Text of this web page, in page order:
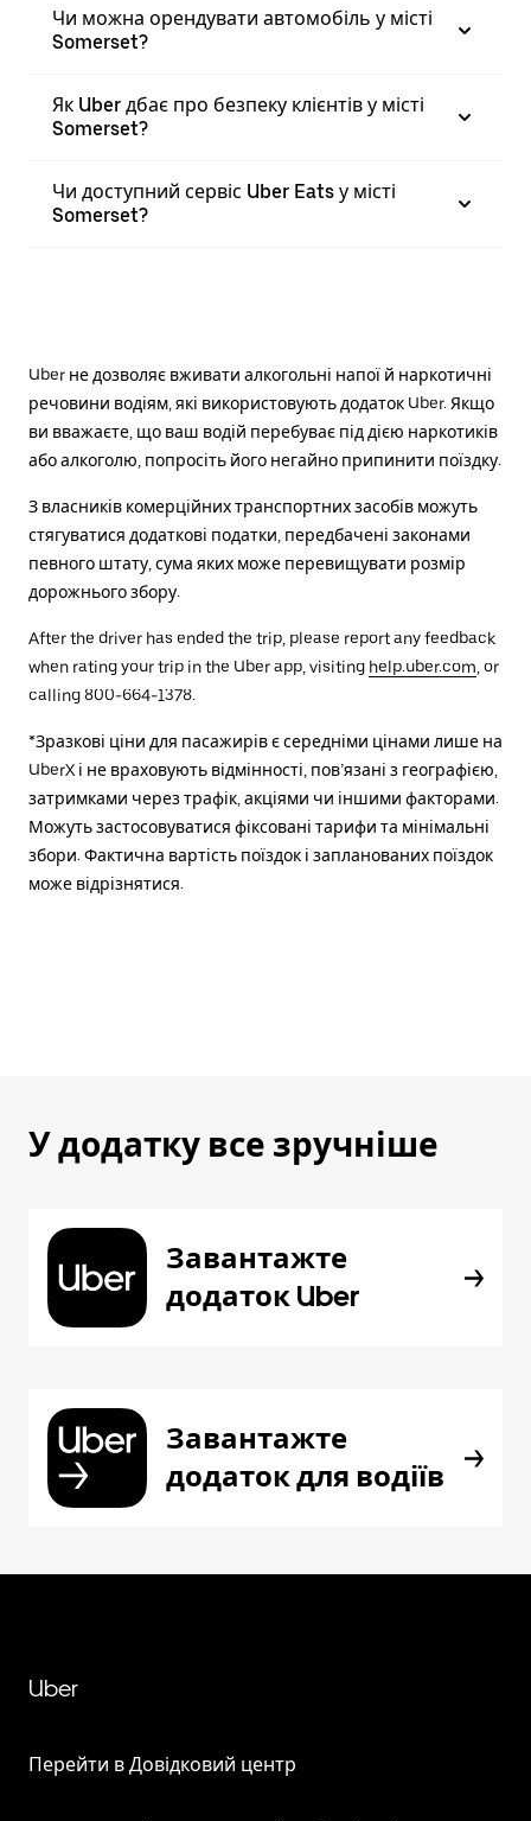
Чи можна орендувати автомобіль у місті
Somerset?
Як Uber дбає про безпеку клієнтів у місті
Somerset?
Чи доступний сервіс Uber Eats у місті
Somerset?
Uber не дозволяє вживати алкогольні напої й наркотичні
речовини водіям, які використовують додаток Uber. Якщо
ви вважаєте, що ваш водій перебуває під дією наркотиків
або алкоголю, попросіть його негайно припинити поїздку.
З власників комерційних транспортних засобів можуть
стягуватися додаткові податки, передбачені законами
певного штату, сума яких може перевищувати розмір
дорожнього збору.
After the driver has ended the trip, please report any feedback
when rating your trip in the Uber app, visiting help.uber.com , or
calling 800-664-1378.
*Зразкові ціни для пасажирів є середніми цінами лише на
UberX і не враховують відмінності, пов’язані з географією,
затримками через трафік, акціями чи іншими факторами.
Можуть застосовуватися фіксовані тарифи та мінімальні
збори. Фактична вартість поїздок і запланованих поїздок
може відрізнятися.
У додатку все зручніше
Завантажте
додаток Uber
Завантажте
додаток для водіїв
Uber
Перейти в Довідковий центр